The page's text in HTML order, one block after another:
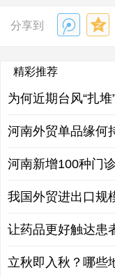
分享到
精彩推荐
为何近期台风“扎
河南外贸单品缘何
河南新增100种门
我国外贸进出口规
让药品更好触达患
立秋即入秋？哪些